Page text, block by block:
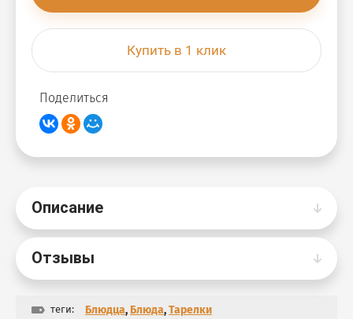
Купить в 1 клик
Поделиться
Описание
Отзывы
теги: Блюдца, Блюда,Тарелки